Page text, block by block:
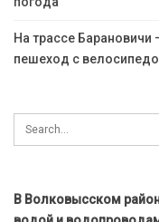
На трассе
пешеход с
В Волковысском